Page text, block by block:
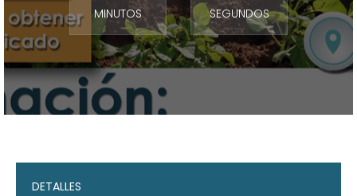
MINUTOS SEGUNDOS
DETALLES